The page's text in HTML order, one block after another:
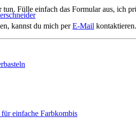
einfache Farbkombis
Fülle einfach das Formular aus, ich
kannst du mich perE-Mail kontaktieren.